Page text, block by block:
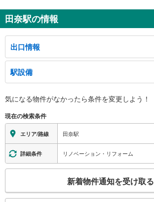
田奈駅の情報
出口情報
出口
田奈町、しらとり台、国道２４６号線
駅設備
※段差なしでの移動経路
地上⇔改札⇔ホーム：○
エレベータ
・各ホーム⇔改札
トイレ
《多機能トイレ》
・ＡＥＤ
気になる物件がなかったら条件を変更しよう！
現在の検索条件
エリア/路線 田奈駅
詳細条件 リノベーション・リフォーム
検
新着物件通知を受け取る